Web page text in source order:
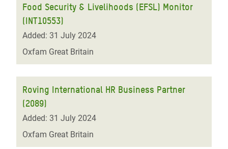
Food Security & Livelihoods (EFSL) Monitor
(INT10553)
Added: 31 July 2024
Oxfam Great Britain
Roving International HR Business Partner
(2089)
Added: 31 July 2024
Oxfam Great Britain